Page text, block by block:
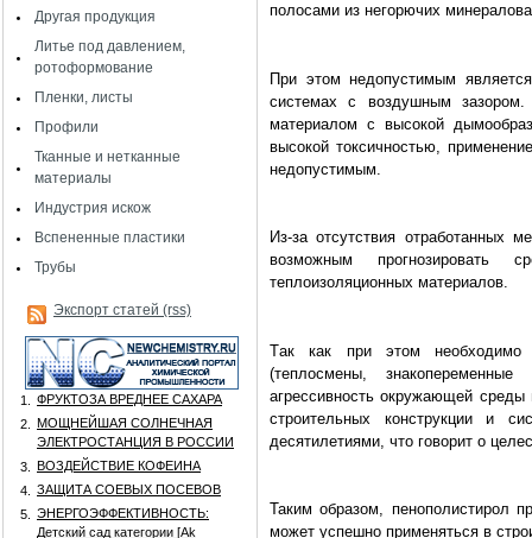
Другая продукция
Литье под давлением,
ротоформование
Пленки, листы
Профили
Тканные и нетканные
материалы
Индустрия искож
Вспененные пластики
Трубы
Экспорт статей (rss)
1.
ФРУКТОЗА ВРЕДНЕЕ САХАРА
2.
МОЩНЕЙШАЯ СОЛНЕЧНАЯ
ЭЛЕКТРОСТАНЦИЯ В РОССИИ
3.
ВОЗДЕЙСТВИЕ КОФЕИНА
4.
ЗАЩИТА СОЕВЫХ ПОСЕВОВ
5.
ЭНЕРГОЭФФЕКТИВНОСТЬ:
Детский сад категории [Аk
полосами из негорючих
При этом недопустимым
системах с воздушным зазором.
материалом с высокой
высокой токсичностью,
недопустимым.
Из-за отсутствия отработанных
возможным
теплоизоляционных материалов.
Тaк как при этом необходимо
(теплосмены, знакопеременные
агрессивность окружающей
строительных кон­струкции и
десятилетиями, что говорит о
Таким образом, пенополистирол
может успешно применяться в